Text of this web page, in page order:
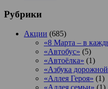
Рубрики
Акции (685)
«8 Марта – в
«Автобус» (5)
«Автоёлка» (1)
«Азбука
«Аллея Героя» (1)
«Аллея семьи» (1)